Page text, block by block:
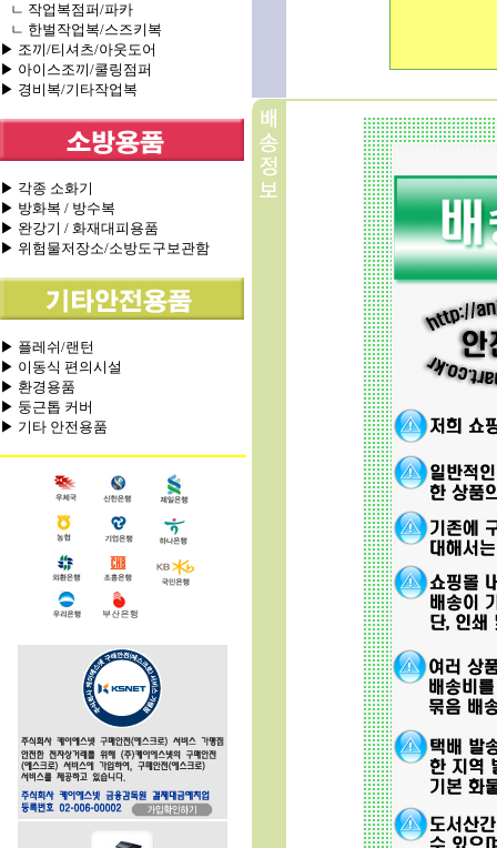
ㄴ 작업복점퍼/파카
ㄴ 한벌작업복/스즈키복
▶ 조끼/티셔츠/아웃도어
▶ 아이스조끼/쿨링점퍼
▶ 경비복/기타작업복
▶ 각종 소화기
▶ 방화복 / 방수복
▶ 완강기 / 화재대피용품
▶ 위험물저장소/소방도구보관함
▶ 플레쉬/랜턴
▶ 이동식 편의시설
▶ 환경용품
▶ 둥근톱 커버
▶ 기타 안전용품